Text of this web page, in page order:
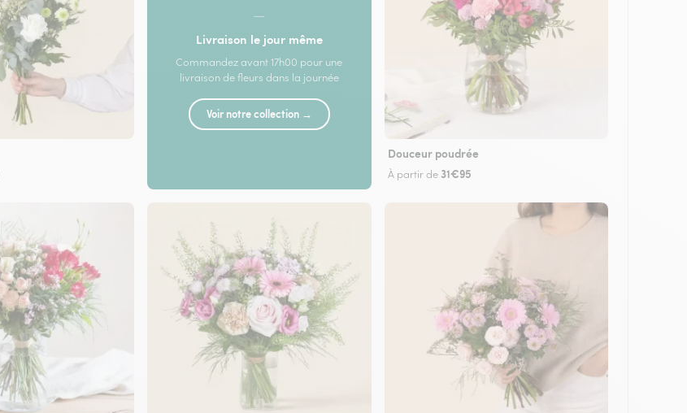
—
Livraison le jour même
Commandez avant 17h00 pour une
livraison de fleurs dans la journée
Voir notre collection →
Douceur poudrée
À partir de 31€95